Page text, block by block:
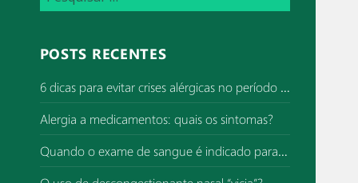
e
q
i
s
a
r
p
POSTS RECENTES
6 dicas para evitar crises alérgicas no período de superlotação de hospitais
Alergia a medicamentos: quais os sintomas?
Quando o exame de sangue é indicado para investigar alergia?